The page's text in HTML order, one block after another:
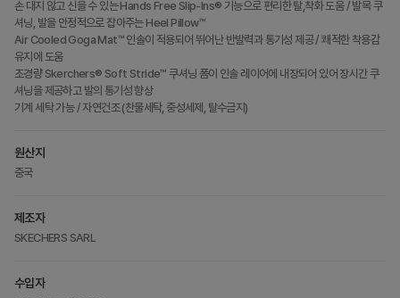
손 대지 않고 신을 수 있는 Hands Free Slip-Ins® 기능으로 편리한 탈,착화 도움 / 발목 쿠
셔닝, 발을 안정적으로 잡아주는 Heel Pillow™
Air Cooled Goga Mat™ 인솔이 적용되어 뛰어난 반발력과 통기성 제공 / 쾌적한 착용감
유지에 도움
초경량 Skerchers® Soft Stride™ 쿠셔닝 폼이 인솔 레이어에 내장되어 있어 장시간 쿠
셔닝을 제공하고 발의 통기성 향상
기계 세탁 가능 / 자연건조 (찬물세탁, 중성세제, 탈수금지)
원산지
중국
제조자
SKECHERS SARL
수입자